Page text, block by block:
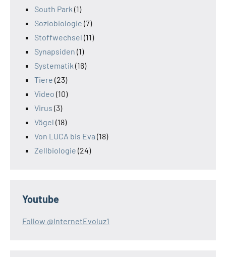
South Park (1)
Soziobiologie (7)
Stoffwechsel (11)
Synapsiden (1)
Systematik (16)
Tiere (23)
Video (10)
Virus (3)
Vögel (18)
Von LUCA bis Eva (18)
Zellbiologie (24)
Youtube
Follow @InternetEvoluz1